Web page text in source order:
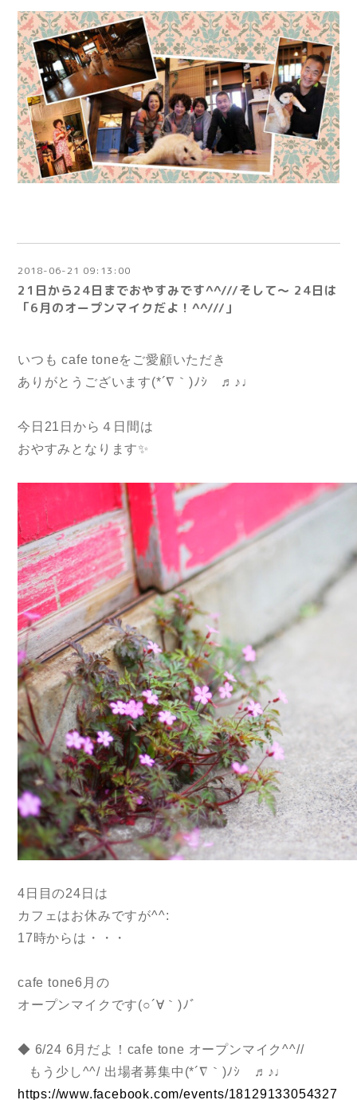
2018-06-21 09:13:00
21日から24日までおやすみです^^///そして～ 24日は
「6月のオープンマイクだよ！^^///」
いつも cafe toneをご愛顧いただき
ありがとうございます(*´∇｀)ﾉｼ ♬♪♩
今日21日から４日間は
おやすみとなります✨
4日目の24日は
カフェはお休みですが^^:
17時からは・・・
cafe tone6月の
オープンマイクです(○´∀｀)ﾉﾞ
◆ 6/24 6月だよ！cafe tone オープンマイク^^//
もう少し^^/ 出場者募集中(*´∇｀)ﾉｼ ♬♪♩
https://www.facebook.com/events/18129133054327